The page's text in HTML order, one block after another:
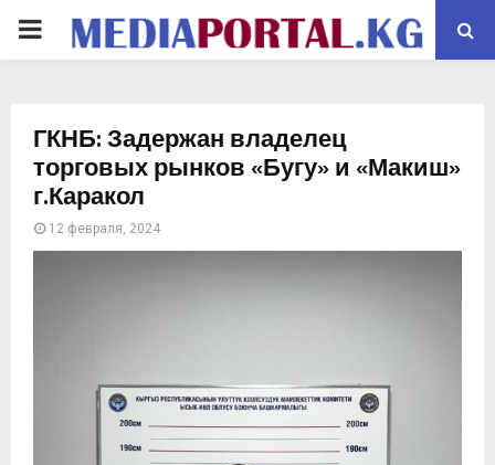
PRIMARY
ГКНБ: Задержан владелец
торговых рынков «Бугу» и «Макиш»
г.Каракол
12 февраля, 2024